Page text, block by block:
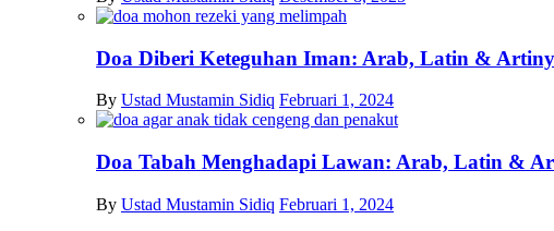
Doa Diberi Keteguhan Iman: Arab, Latin &
By Ustad Mustamin Sidiq Februari 1, 2024
Doa Tabah Menghadapi Lawan: Arab, Latin &
By Ustad Mustamin Sidiq Februari 1, 2024